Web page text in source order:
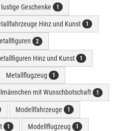
lustige Geschenke 1
Hinz und Kunst 1
2
Hinz und Kunst 1
Metallflugzeug 1
mit Wunschbotschaft 1
Modellfahrzeuge 1
1 Modellflugzeug 1